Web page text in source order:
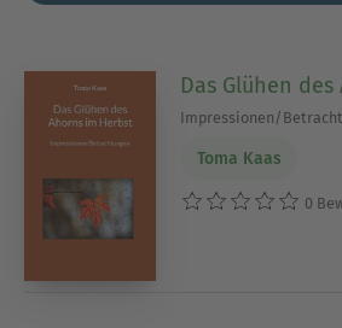
Das Glühen
Impressionen/
Toma Kaas
0